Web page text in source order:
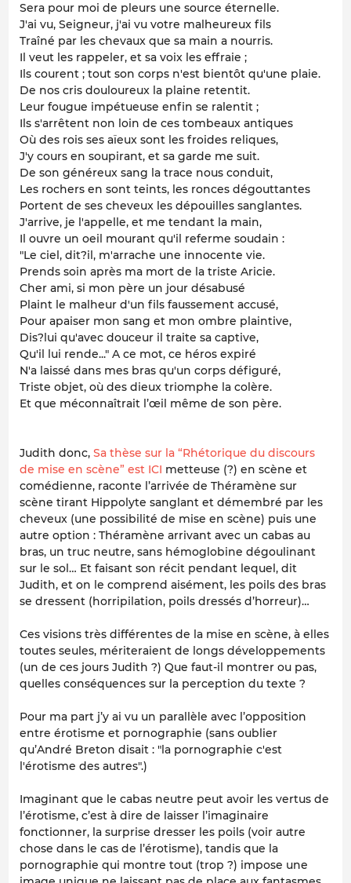
Sera pour moi de pleurs une source éternelle.
J'ai vu, Seigneur, j'ai vu votre malheureux fils
Traîné par les chevaux que sa main a nourris.
Il veut les rappeler, et sa voix les effraie ;
Ils courent ; tout son corps n'est bientôt qu'une plaie.
De nos cris douloureux la plaine retentit.
Leur fougue impétueuse enfin se ralentit ;
Ils s'arrêtent non loin de ces tombeaux antiques
Où des rois ses aïeux sont les froides reliques,
J'y cours en soupirant, et sa garde me suit.
De son généreux sang la trace nous conduit,
Les rochers en sont teints, les ronces dégouttantes
Portent de ses cheveux les dépouilles sanglantes.
J'arrive, je l'appelle, et me tendant la main,
Il ouvre un oeil mourant qu'il referme soudain :
"Le ciel, dit?il, m'arrache une innocente vie.
Prends soin après ma mort de la triste Aricie.
Cher ami, si mon père un jour désabusé
Plaint le malheur d'un fils faussement accusé,
Pour apaiser mon sang et mon ombre plaintive,
Dis?lui qu'avec douceur il traite sa captive,
Qu'il lui rende..." A ce mot, ce héros expiré
N'a laissé dans mes bras qu'un corps défiguré,
Triste objet, où des dieux triomphe la colère.
Et que méconnaîtrait l’œil même de son père.
Judith donc, Sa thèse sur la “Rhétorique du discours
de mise en scène” est ICI metteuse (?) en scène et
comédienne, raconte l’arrivée de Théramène sur
scène tirant Hippolyte sanglant et démembré par les
cheveux (une possibilité de mise en scène) puis une
autre option : Théramène arrivant avec un cabas au
bras, un truc neutre, sans hémoglobine dégoulinant
sur le sol… Et faisant son récit pendant lequel, dit
Judith, et on le comprend aisément, les poils des bras
se dressent (horripilation, poils dressés d’horreur)…
Ces visions très différentes de la mise en scène, à elles
toutes seules, mériteraient de longs développements
(un de ces jours Judith ?) Que faut-il montrer ou pas,
quelles conséquences sur la perception du texte ?
Pour ma part j’y ai vu un parallèle avec l’opposition
entre érotisme et pornographie (sans oublier
qu’André Breton disait : "la pornographie c'est
l'érotisme des autres".)
Imaginant que le cabas neutre peut avoir les vertus de
l’érotisme, c’est à dire de laisser l’imaginaire
fonctionner, la surprise dresser les poils (voir autre
chose dans le cas de l’érotisme), tandis que la
pornographie qui montre tout (trop ?) impose une